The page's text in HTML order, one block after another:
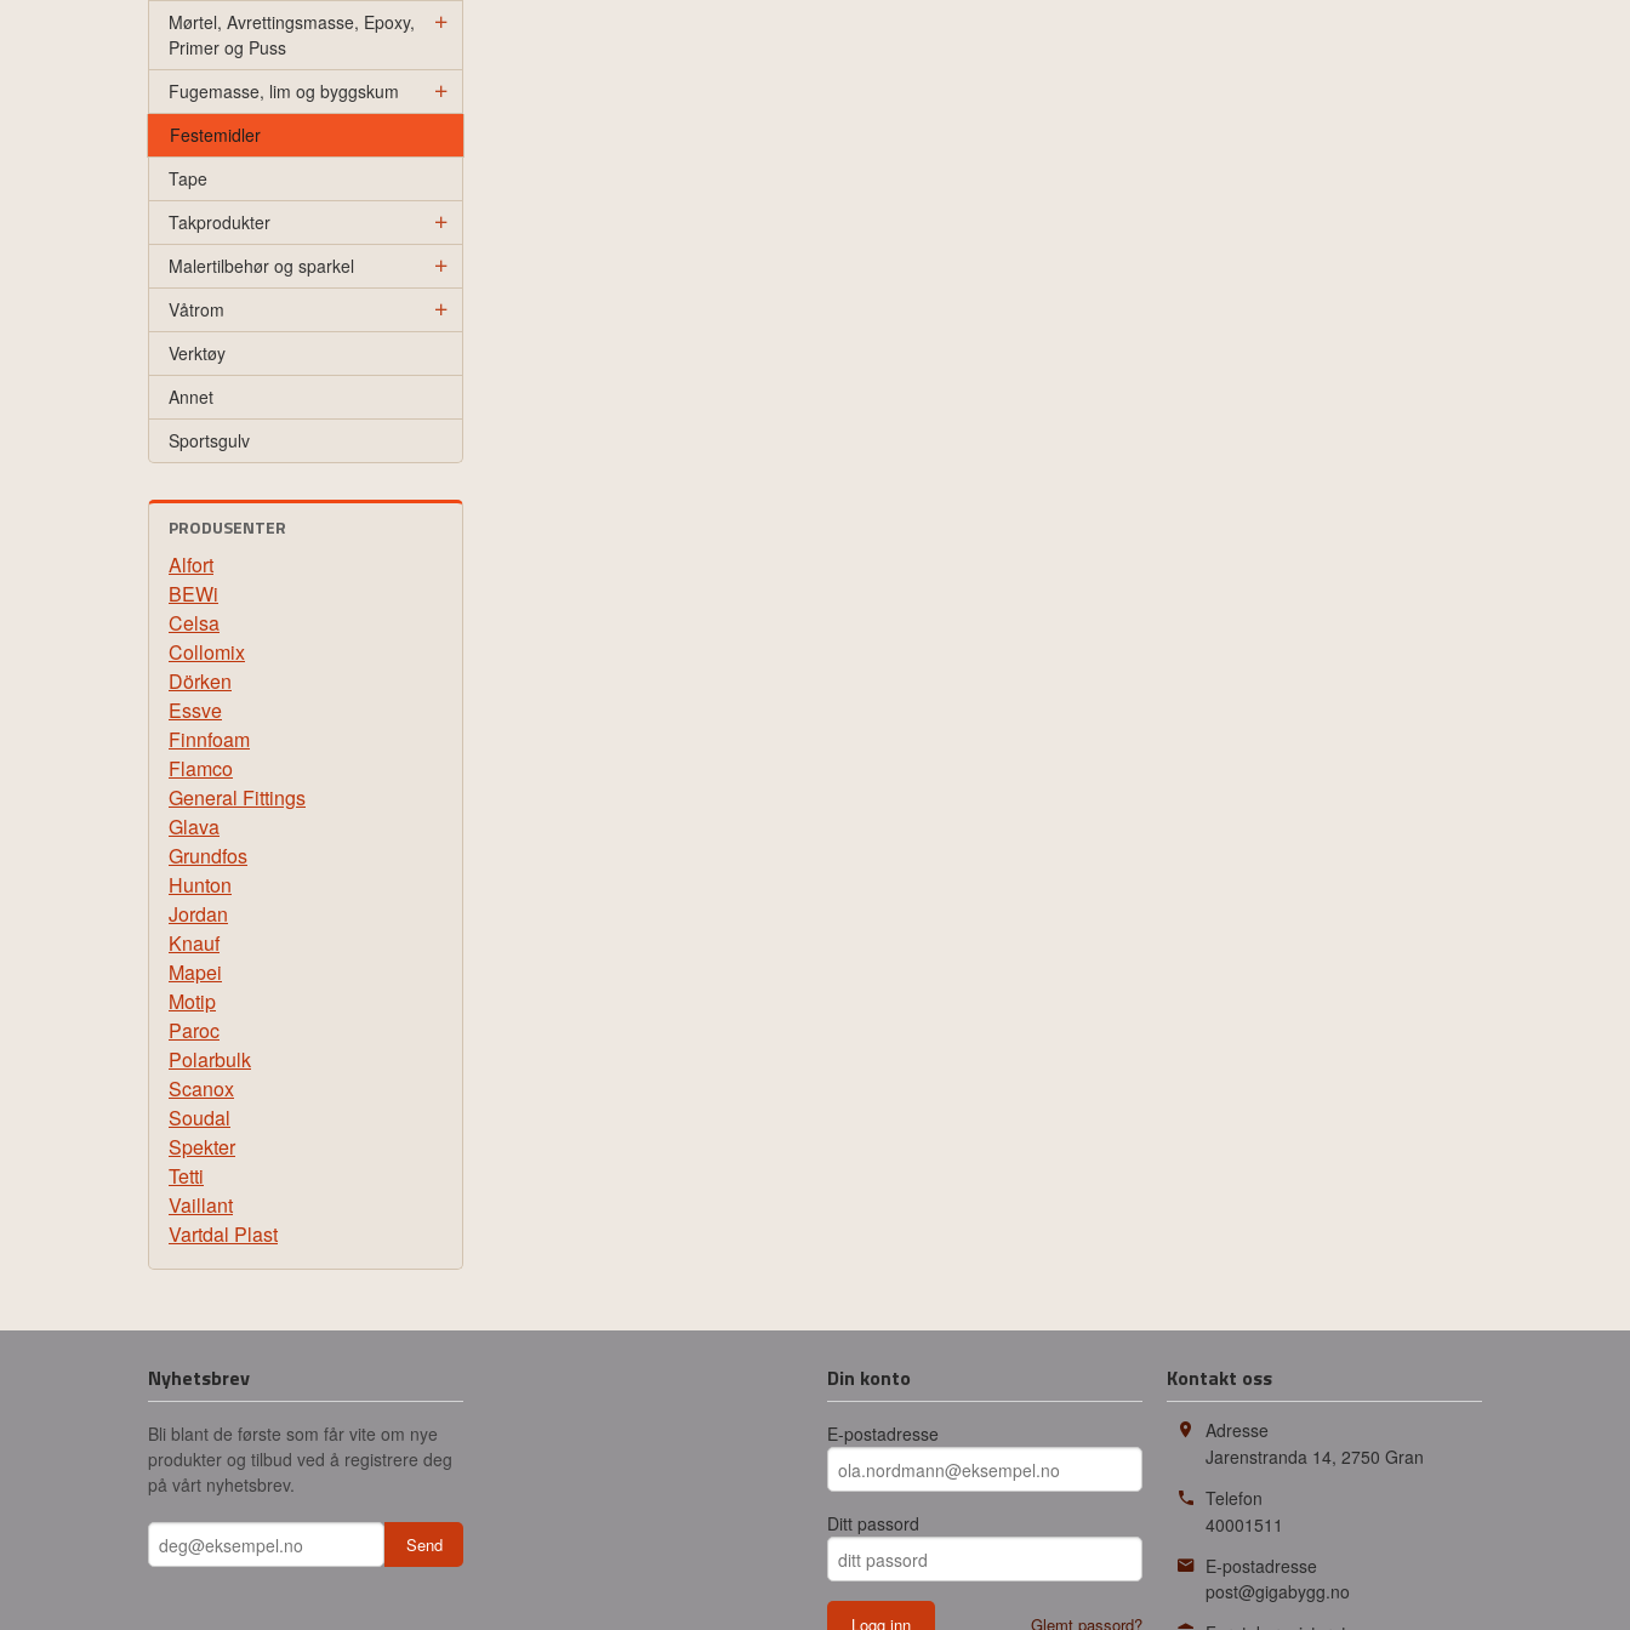
Mørtel, Avrettingsmasse, Epoxy,
Primer og Puss
Fugemasse, lim og byggskum
Festemidler
Tape
Takprodukter
Malertilbehør og sparkel
Våtrom
Verktøy
Annet
Sportsgulv
PRODUSENTER
Alfort
BEWi
Celsa
Collomix
Dörken
Essve
Finnfoam
Flamco
General Fittings
Glava
Grundfos
Hunton
Jordan
Knauf
Mapei
Motip
Paroc
Polarbulk
Scanox
Soudal
Spekter
Tetti
Vaillant
Vartdal Plast
Nyhetsbrev
Bli blant de første som får vite om nye
produkter og tilbud ved å registrere deg
på vårt nyhetsbrev.
Din konto
E-postadresse
Ditt passord
Glemt passord?
Kontakt oss
Adresse
Jarenstranda 14, 2750 Gran
Telefon
40001511
E-postadresse
post@gigabygg.no